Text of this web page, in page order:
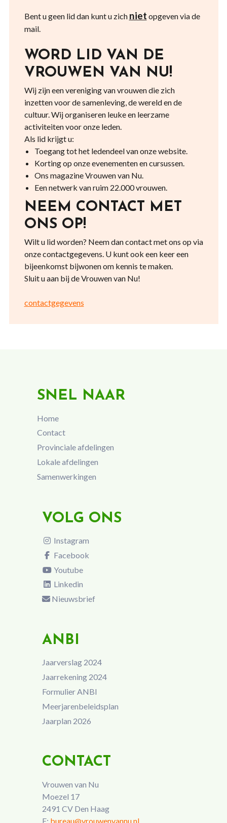
Bent u geen lid dan kunt u zich niet opgeven via de
mail.
WORD LID VAN DE
VROUWEN VAN NU!
Wij zijn een vereniging van vrouwen die zich
inzetten voor de samenleving, de wereld en de
cultuur. Wij organiseren leuke en leerzame
activiteiten voor onze leden.
Als lid krijgt u:
Toegang tot het ledendeel van onze website.
Korting op onze evenementen en cursussen.
Ons magazine Vrouwen van Nu.
Een netwerk van ruim 22.000 vrouwen.
NEEM CONTACT MET
ONS OP!
Wilt u lid worden? Neem dan contact met ons op via
onze contactgegevens. U kunt ook een keer een
bijeenkomst bijwonen om kennis te maken.
Sluit u aan bij de Vrouwen van Nu!
contactgegevens
SNEL NAAR
Home
Contact
Provinciale afdelingen
Lokale afdelingen
Samenwerkingen
VOLG ONS
Instagram
Facebook
Youtube
Linkedin
Nieuwsbrief
ANBI
Jaarverslag 2024
Jaarrekening 2024
Formulier ANBI
Meerjarenbeleidsplan
Jaarplan 2026
CONTACT
Vrouwen van Nu
Moezel 17
2491 CV Den Haag
E: bureau@vrouwenvannu.nl